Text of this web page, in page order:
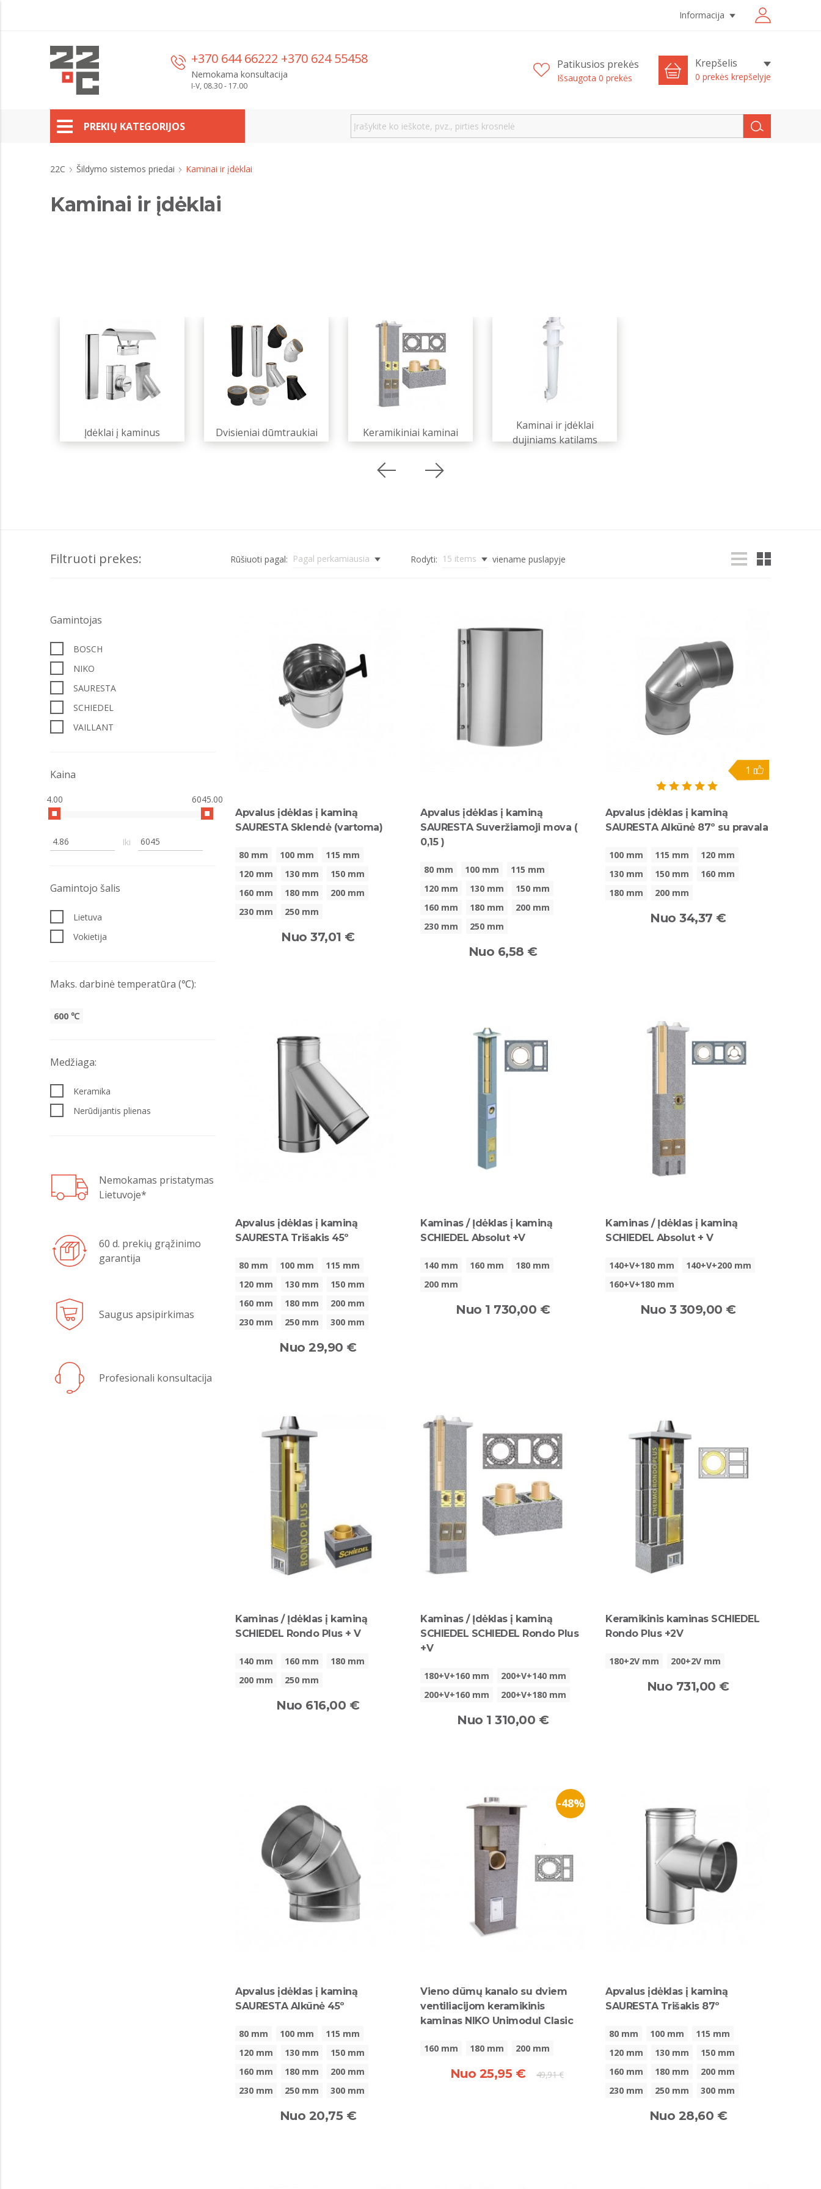
Informacija
+370 644 66222 +370 624 55458
Nemokama konsultacija
I-V, 08.30 - 17.00
Patikusios prekės
Išsaugota 0 prekės
Krepšelis
0 prekės krepšelyje
PREKIŲ KATEGORIJOS
22C Šildymo sistemos priedai Kaminai ir įdėklai
Kaminai ir įdėklai
Įdėklai į kaminus Dvisieniai dūmtraukiai Keramikiniai kaminai
Kaminai ir įdėklai
dujiniams katilams
Filtruoti prekes: Rūšiuoti pagal: Pagal perkamiausia Rodyti: 15 items viename puslapyje
Gamintojas
BOSCH
NIKO
SAURESTA
SCHIEDEL
VAILLANT
Kaina
4.00 6045.00
Iki
Gamintojo šalis
Lietuva
Vokietija
Maks. darbinė temperatūra (℃):
600 ℃
Medžiaga:
Keramika
Nerūdijantis plienas
Nemokamas pristatymas
Lietuvoje*
60 d. prekių grąžinimo
garantija
Saugus apsipirkimas
Profesionali konsultacija
Apvalus įdėklas į kaminą
SAURESTA Sklendė (vartoma)
80 mm 100 mm
115 mm
120 mm
130 mm
150 mm
160 mm
180 mm
200 mm
230 mm
250 mm
Nuo 37,01 €
Apvalus įdėklas į kaminą
SAURESTA Suveržiamoji mova (
0,15 )
80 mm 100 mm
115 mm
120 mm
130 mm
150 mm
160 mm
180 mm
200 mm
230 mm
250 mm
Nuo 6,58 €
1
Apvalus įdėklas į kaminą
SAURESTA Alkūnė 87º su pravala
100 mm 115 mm
120 mm
130 mm
150 mm
160 mm
180 mm
200 mm
Nuo 34,37 €
Apvalus įdėklas į kaminą
SAURESTA Trišakis 45º
80 mm 100 mm
115 mm
120 mm
130 mm
150 mm
160 mm
180 mm
200 mm
230 mm
250 mm 300 mm
Nuo 29,90 €
Kaminas / Įdėklas į kaminą
SCHIEDEL Absolut +V
140 mm 160 mm
180 mm
200 mm
Nuo 1 730,00 €
Kaminas / Įdėklas į kaminą
SCHIEDEL Absolut + V
140+V+180 mm
140+V+200 mm
160+V+180 mm
Nuo 3 309,00 €
Kaminas / Įdėklas į kaminą
SCHIEDEL Rondo Plus + V
140 mm 160 mm
180 mm
200 mm
250 mm
Nuo 616,00 €
Kaminas / Įdėklas į kaminą
SCHIEDEL SCHIEDEL Rondo Plus
+V
180+V+160 mm
200+V+140 mm
200+V+160 mm
200+V+180 mm
Nuo 1 310,00 €
Keramikinis kaminas SCHIEDEL
Rondo Plus +2V
180+2V mm 200+2V mm
Nuo 731,00 €
Apvalus įdėklas į kaminą
SAURESTA Alkūnė 45º
80 mm 100 mm
115 mm
120 mm
130 mm
150 mm
160 mm
180 mm
200 mm
230 mm
250 mm 300 mm
Nuo 20,75 €
-48%
Vieno dūmų kanalo su dviem
ventiliacijom keramikinis
kaminas NIKO Unimodul Clasic
160 mm 180 mm 200 mm
Nuo 25,95 € 49,91 €
Apvalus įdėklas į kaminą
SAURESTA Trišakis 87º
80 mm 100 mm
115 mm
120 mm
130 mm
150 mm
160 mm
180 mm
200 mm
230 mm
250 mm 300 mm
Nuo 28,60 €